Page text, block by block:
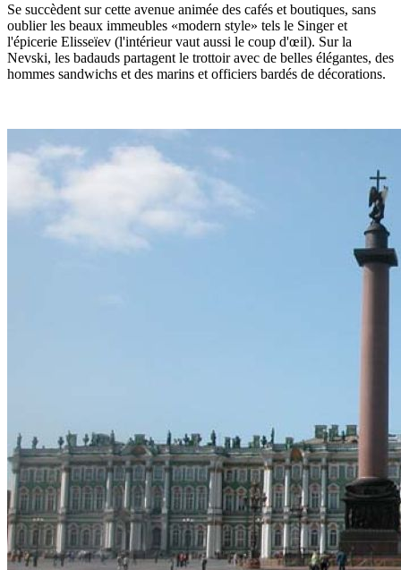
Se succèdent sur cette avenue animée des cafés et boutiques, sans
oublier les beaux immeubles «modern style» tels le Singer et
l'épicerie Elisseïev (l'intérieur vaut aussi le coup d'œil). Sur la
Nevski, les badauds partagent le trottoir avec de belles élégantes, des
hommes sandwichs et des marins et officiers bardés de décorations.